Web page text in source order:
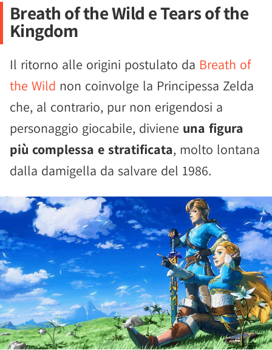
Breath of the Wild e Tears of the
Kingdom
Il ritorno alle origini postulato da Breath of
the Wild non coinvolge la Principessa Zelda
che, al contrario, pur non erigendosi a
personaggio giocabile, diviene una figura
più complessa e stratificata, molto lontana
dalla damigella da salvare del 1986.